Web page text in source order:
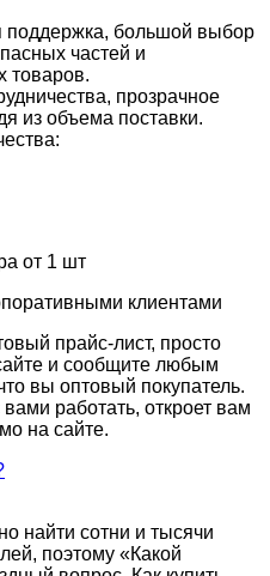
поддержка, большой выбор
частей и
товаров.
прозрачное
из объема поставки.
от 1 шт
клиентами
прайс-лист, просто
и сообщите любым
вы оптовый покупатель.
работать, откроет вам
на сайте.
найти сотни и тысячи
поэтому «Какой